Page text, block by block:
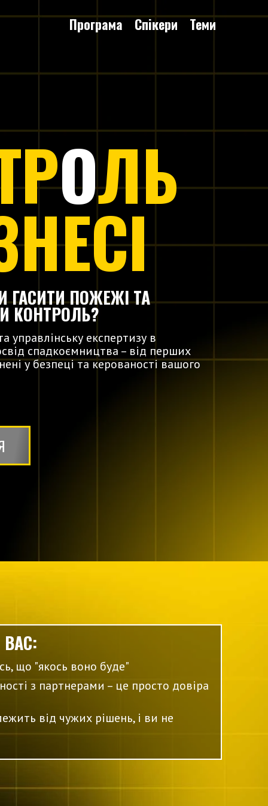
Програма Спікери Теми
ОЛЬ
ГАСИТИ ПОЖЕЖІ ТА
КОНТРОЛЬ?
управлінську експертизу в
спадкоємництва – від перших
у безпеці та керованості вашого
що "якось воно буде"
з партнерами – це просто довіра
від чужих рішень, і ви не